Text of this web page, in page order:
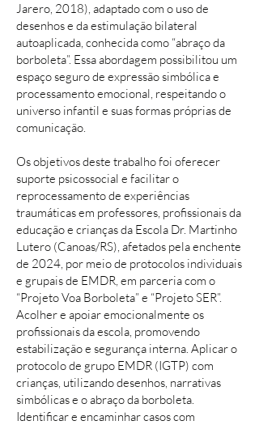
Jarero, 2018), adaptado com o uso de
desenhos e da estimulação bilateral
autoaplicada, conhecida como “abraço da
borboleta”. Essa abordagem possibilitou um
espaço seguro de expressão simbólica e
processamento emocional, respeitando o
universo infantil e suas formas próprias de
comunicação.
Os objetivos deste trabalho foi oferecer
suporte psicossocial e facilitar o
reprocessamento de experiências
traumáticas em professores, profissionais da
educação e crianças da Escola Dr. Martinho
Lutero (Canoas/RS), afetados pela enchente
de 2024, por meio de protocolos individuais
e grupais de EMDR, em parceria com o
“Projeto Voa Borboleta” e “Projeto SER”.
Acolher e apoiar emocionalmente os
profissionais da escola, promovendo
estabilização e segurança interna. Aplicar o
protocolo de grupo EMDR (IGTP) com
crianças, utilizando desenhos, narrativas
simbólicas e o abraço da borboleta.
Identificar e encaminhar casos com